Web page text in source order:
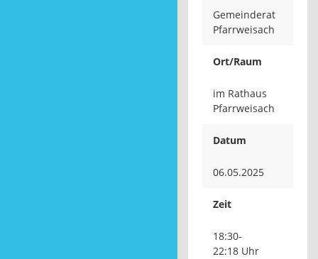
Gemeinderat
Pfarrweisach
Ort/Raum
im Rathaus
Pfarrweisach
Datum
06.05.2025
Zeit
18:30-
22:18 Uhr